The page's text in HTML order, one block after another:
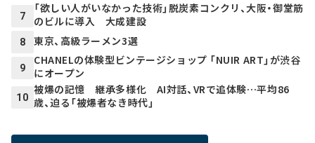
7
「欲しい人がいなかった技術」脱炭素コンクリ、大阪・御堂筋
のビルに導入 大成建設
8 東京、高級ラーメン3選
9
CHANELの体験型ビンテージショップ 「NUIR ART」が渋谷
にオープン
10
被爆の記憶 継承多様化 AI対話、VRで追体験…平均86
歳、迫る「被爆者なき時代」